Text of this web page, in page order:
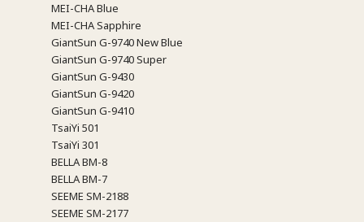
MEI-CHA Blue
MEI-CHA Sapphire
GiantSun G-9740 New Blue
GiantSun G-9740 Super
GiantSun G-9430
GiantSun G-9420
GiantSun G-9410
TsaiYi 501
TsaiYi 301
BELLA BM-8
BELLA BM-7
SEEME SM-2188
SEEME SM-2177